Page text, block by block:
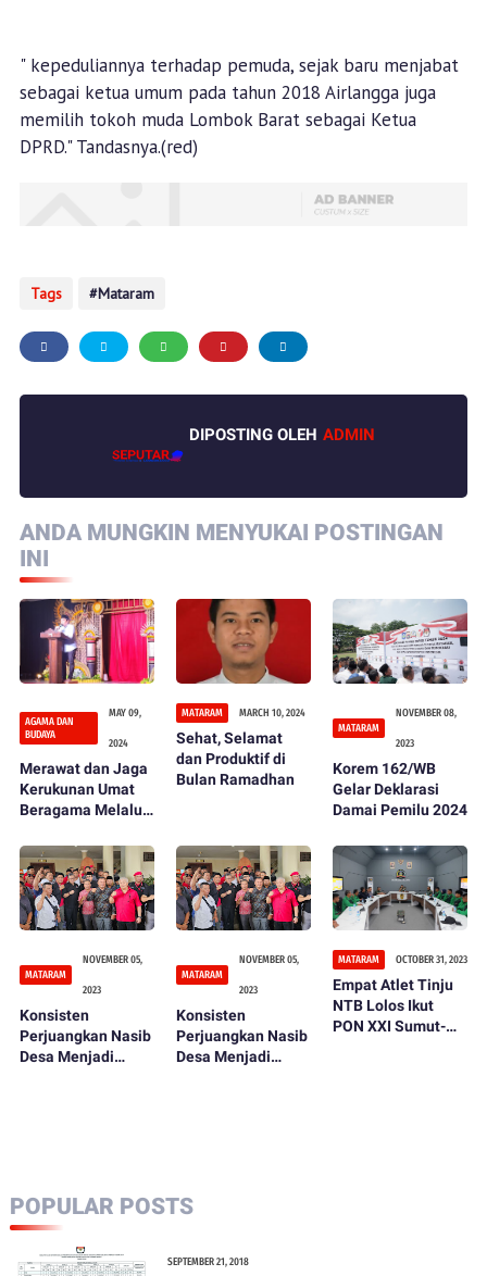
" kepeduliannya terhadap pemuda, sejak baru menjabat
sebagai ketua umum pada tahun 2018 Airlangga juga
memilih tokoh muda Lombok Barat sebagai Ketua
DPRD." Tandasnya.(red)
Tags Mataram
DIPOSTING OLEH ADMIN
ANDA MUNGKIN MENYUKAI POSTINGAN
INI
AGAMA DAN
BUDAYA
MAY 09,
2024
Merawat dan Jaga
Kerukunan Umat
Beragama Melalui
Seni dan Budaya
MATARAM MARCH 10, 2024
Sehat, Selamat
dan Produktif di
Bulan Ramadhan
MATARAM
NOVEMBER 08,
2023
Korem 162/WB
Gelar Deklarasi
Damai Pemilu 2024
MATARAM
NOVEMBER 05,
2023
Konsisten
Perjuangkan Nasib
Desa Menjadi
MATARAM
NOVEMBER 05,
2023
Konsisten
Perjuangkan Nasib
Desa Menjadi
MATARAM OCTOBER 31, 2023
Empat Atlet Tinju
NTB Lolos Ikut
PON XXI Sumut-
POPULAR POSTS
SEPTEMBER 21, 2018